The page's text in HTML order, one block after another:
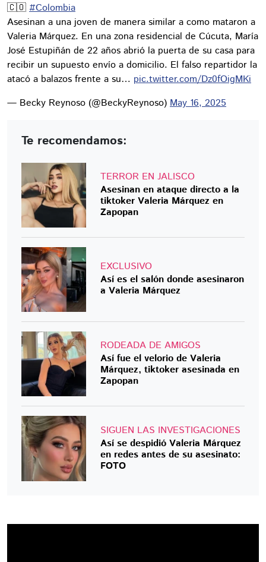
🇨🇴 #Colombia
Asesinan a una joven de manera similar a como mataron a
Valeria Márquez. En una zona residencial de Cúcuta, María
José Estupiñán de 22 años abrió la puerta de su casa para
recibir un supuesto envío a domicilio. El falso repartidor la
atacó a balazos frente a su… pic.twitter.com/Dz0fOigMKi
— Becky Reynoso (@BeckyReynoso) May 16, 2025
Te recomendamos:
TERROR EN JALISCO
Asesinan en ataque directo a la
tiktoker Valeria Márquez en
Zapopan
EXCLUSIVO
Así es el salón donde asesinaron
a Valeria Márquez
RODEADA DE AMIGOS
Así fue el velorio de Valeria
Márquez, tiktoker asesinada en
Zapopan
SIGUEN LAS INVESTIGACIONES
Así se despidió Valeria Márquez
en redes antes de su asesinato:
FOTO